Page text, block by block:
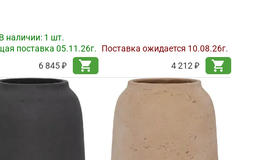
наличии: 1 шт.
поставка 05.11.26г.
6 845 ₽
shopping_cart
Поставка ожидается 10.08.26г.
4 212 ₽
shopping_cart